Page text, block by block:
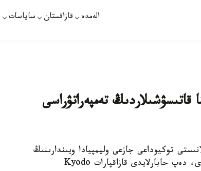
الەمدە قازاقستان ساياسات
قاتىسۋشىلاردىڭ تەمپەراتۋراسى
توكيوداعى جازعى وليمپيادا ويىندارىنىڭ
ۇيىمداستىرۋشىلارى وليمپيادا الاۋى ەستافەتاسىن شەكتەيدى، دەپ حابارلايدى قازاقپارات Kyodo